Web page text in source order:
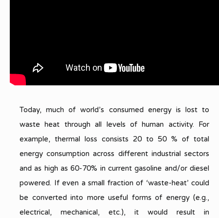
Today, much of world’s consumed energy is lost to
waste heat through all levels of human activity. For
example, thermal loss consists 20 to 50 % of total
energy consumption across different industrial sectors
and as high as 60-70% in current gasoline and/or diesel
powered. If even a small fraction of ‘waste-heat’ could
be converted into more useful forms of energy (e.g.,
electrical, mechanical, etc.), it would result in